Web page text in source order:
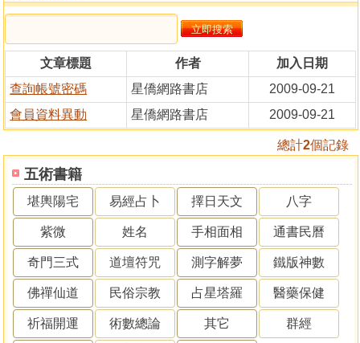
五術書籍
堪輿陽宅 易經占卜 擇日天文 八字
紫微 姓名 手相面相 通書民曆
奇門三式 道壇符咒 測字解夢 鐵版神數
佛禪仙道 民俗宗教 占星塔羅 醫藥保健
祈福開運 術數總論 其它 群經
文章標題 作者
加入日期
查詢帳號密碼
星僑網路書店
2009-09-21
會員資料異動
星僑網路書店 2009-09-21
總計2個記錄